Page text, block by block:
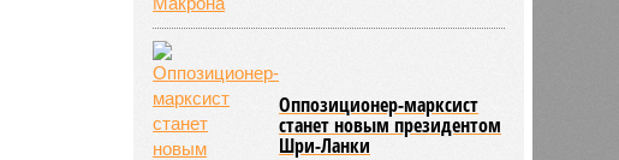
Оппозиционер-марксист
станет новым президентом
Шри-Ланки